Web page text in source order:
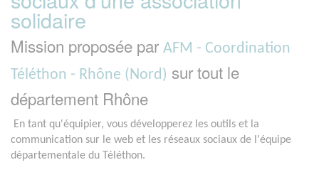
solidaire
Mission proposée par AFM - Coordination
Téléthon - Rhône (Nord) sur tout le
département Rhône
En tant qu'équipier, vous développerez les outils et la
communication sur le web et les réseaux sociaux de l'équipe
départementale du Téléthon.